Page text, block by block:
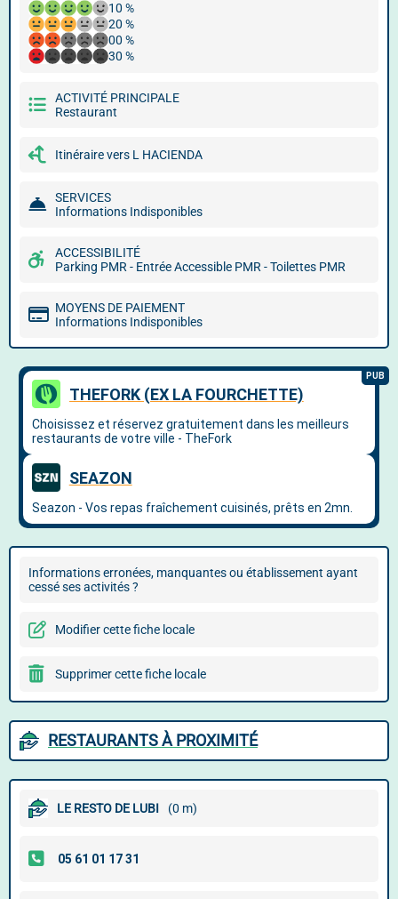
10 %
20 %
00 %
30 %
ACTIVITÉ PRINCIPALE
Restaurant
Itinéraire vers L HACIENDA
SERVICES
Informations Indisponibles
ACCESSIBILITÉ
Parking PMR - Entrée Accessible PMR - Toilettes PMR
MOYENS DE PAIEMENT
Informations Indisponibles
Informations erronées, manquantes ou établissement ayant
cessé ses activités ?
Modifier cette fiche locale
Supprimer cette fiche locale
RESTAURANTS À PROXIMITÉ
LE RESTO DE LUBI (0 m)